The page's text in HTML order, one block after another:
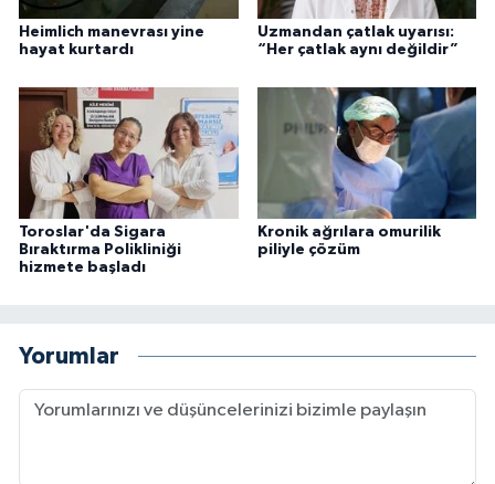
Heimlich manevrası yine
hayat kurtardı
Uzmandan çatlak uyarısı:
“Her çatlak aynı değildir”
Toroslar'da Sigara
Bıraktırma Polikliniği
hizmete başladı
Kronik ağrılara omurilik
piliyle çözüm
Yorumlar